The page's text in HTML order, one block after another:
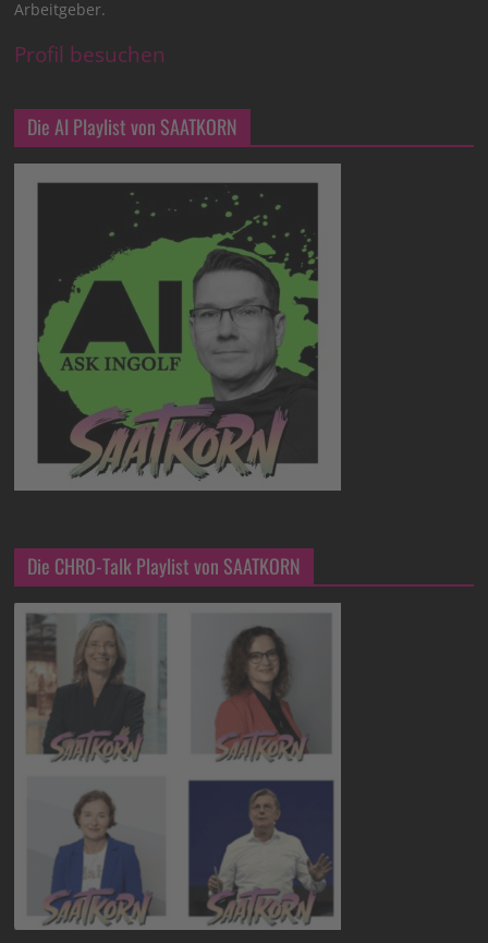
Arbeitgeber.
Profil besuchen
Die AI Playlist von SAATKORN
Die CHRO-Talk Playlist von SAATKORN